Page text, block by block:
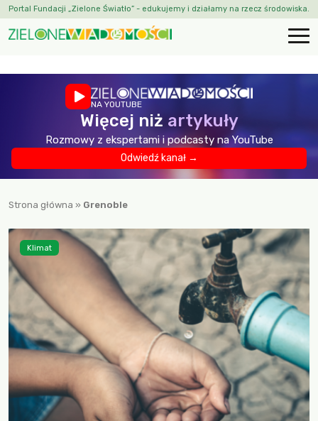
Portal Fundacji „Zielone Światło” - edukujemy i działamy na rzecz środowiska.
NA YOUTUBE
Więcej niż artykuły
Rozmowy z ekspertami i podcasty na YouTube
Odwiedź kanał →
Strona główna » Grenoble
Klimat